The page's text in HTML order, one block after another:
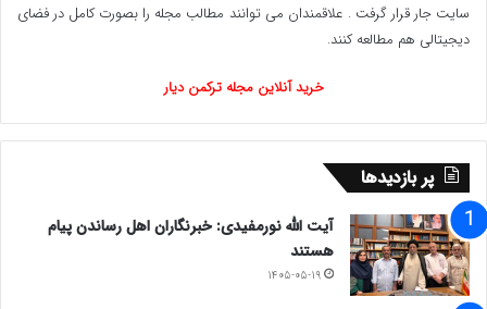
سایت جار قرار گرفت . علاقمندان می توانند مطالب مجله را بصورت کامل در فضای
دیجیتالی هم مطالعه کنند.
خرید آنلاین مجله ترکمن دیار
پر بازدیدها
آیت الله نورمفیدی: خبرنگاران اهل رساندن پیام
هستند
۱۴۰۵-۰۵-۱۹